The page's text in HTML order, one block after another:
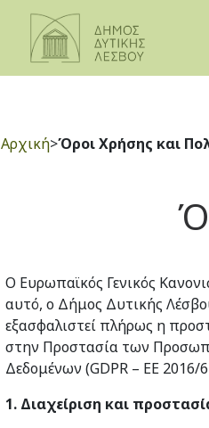
Αρχική>Όροι Χρήσης και
Ο Ευρωπαϊκός Γενικός
αυτό, ο Δήμος Δυτικής
εξασφαλιστεί πλήρως η
στην Προστασία των
Δεδομένων (GDPR – ΕΕ 2016/
1. Διαχείριση και